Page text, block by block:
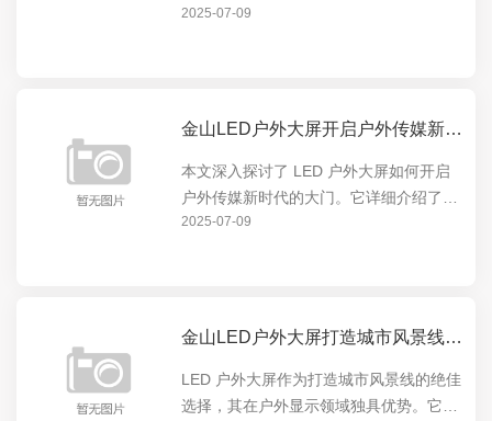
景到实际效果，全方位展示这一创新技术
2025-07-09
金山LED户外大屏开启户外传媒新时代的大门
本文深入探讨了 LED 户外大屏如何开启
户外传媒新时代的大门。它详细介绍了
LED 户外大屏的特点与优势，如高亮度、
2025-07-09
金山LED户外大屏打造城市风景线的绝佳选择
LED 户外大屏作为打造城市风景线的绝佳
选择，其在户外显示领域独具优势。它能